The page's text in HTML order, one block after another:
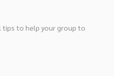
tips to help your group to